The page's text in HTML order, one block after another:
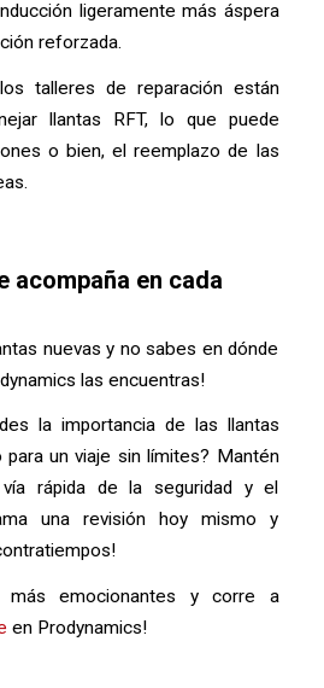
ligeramente más áspera
reforzada.
talleres de reparación están
llantas RFT, lo que puede
o bien, el reemplazo de las
acompaña en cada
nuevas y no sabes en dónde
las encuentras!
la importancia de las llantas
para un viaje sin límites? Mantén
rápida de la seguridad y el
una revisión hoy mismo y
más emocionantes y corre a
en Prodynamics!